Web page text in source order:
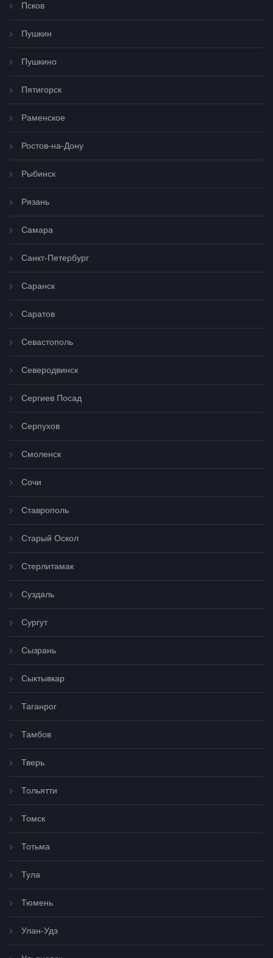
Псков
Пушкин
Пушкино
Пятигорск
Раменское
Ростов-на-Дону
Рыбинск
Рязань
Самара
Санкт-Петербург
Саранск
Саратов
Севастополь
Северодвинск
Сергиев Посад
Серпухов
Смоленск
Сочи
Ставрополь
Старый Оскол
Стерлитамак
Суздаль
Сургут
Сызрань
Сыктывкар
Таганрог
Тамбов
Тверь
Тольятти
Томск
Тотьма
Тула
Тюмень
Улан-Удэ